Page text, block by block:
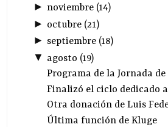
► noviembre(14)
► octubre(21)
► septiembre(18)
▼ agosto (19)
Programa de la Jornada de
Finalizó el ciclo dedicado
Otra donación de Luis
Última función de Kluge